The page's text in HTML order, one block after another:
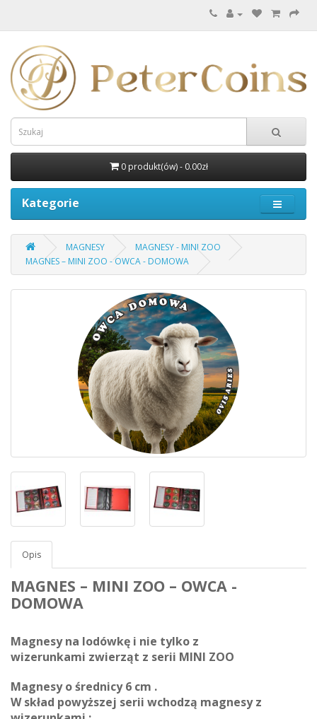
0 produkt(ów) - 0.00zł
Kategorie
MAGNESY
MAGNESY - MINI ZOO
MAGNES – MINI ZOO - OWCA - DOMOWA
Opis
MAGNES – MINI ZOO – OWCA -
DOMOWA
Magnesy na lodówkę i nie tylko z
wizerunkami zwierząt z serii MINI ZOO
Magnesy o średnicy 6 cm .
W skład powyższej serii wchodzą magnesy z